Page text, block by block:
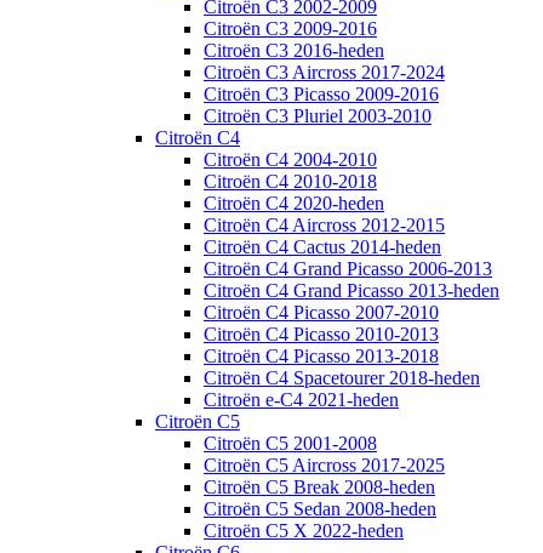
Citroën C3 2002-2009
Citroën C3 2009-2016
Citroën C3 2016-heden
Citroën C3 Aircross 2017-2024
Citroën C3 Picasso 2009-2016
Citroën C3 Pluriel 2003-2010
Citroën C4
Citroën C4 2004-2010
Citroën C4 2010-2018
Citroën C4 2020-heden
Citroën C4 Aircross 2012-2015
Citroën C4 Cactus 2014-heden
Citroën C4 Grand Picasso 2006-2013
Citroën C4 Grand Picasso 2013-heden
Citroën C4 Picasso 2007-2010
Citroën C4 Picasso 2010-2013
Citroën C4 Picasso 2013-2018
Citroën C4 Spacetourer 2018-heden
Citroën e-C4 2021-heden
Citroën C5
Citroën C5 2001-2008
Citroën C5 Aircross 2017-2025
Citroën C5 Break 2008-heden
Citroën C5 Sedan 2008-heden
Citroën C5 X 2022-heden